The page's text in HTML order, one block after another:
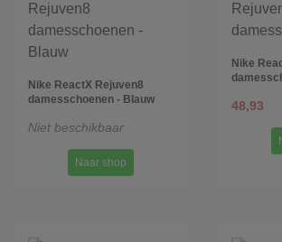
Nike ReactX Rejuven8
damesschoenen - Blauw
Niet beschikbaar
Naar shop
Nike
48,93